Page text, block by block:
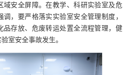
域安全屏障。在教学、科研实验室及危
，要严格落实实验室安全管理制度，
品存放、危废转运处置全流程管理，健
室安全事故发生。